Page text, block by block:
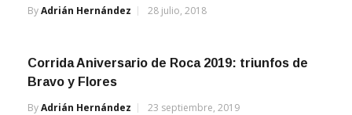
ByAdrián Hernández 28 julio, 2018
Corrida Aniversario de Roca 2019: triunfos de
Bravo y Flores
ByAdrián Hernández 23 septiembre, 2019